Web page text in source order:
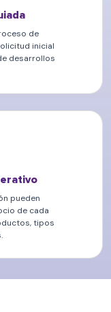
de
inicial
desarrollos
pueden
de cada
tipos